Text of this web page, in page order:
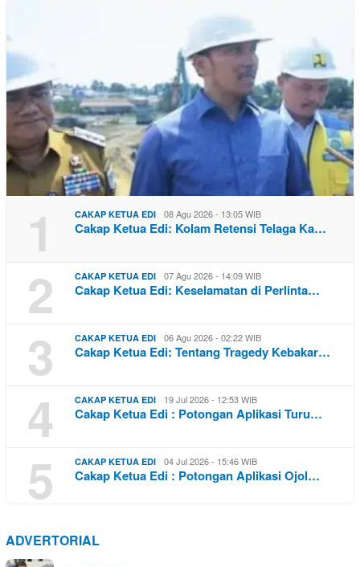
1 CAKAP KETUA EDI 08 Agu 2026 - 13:05 WIB
Cakap Ketua Edi: Kolam Retensi Telaga Ka…
2 CAKAP KETUA EDI 07 Agu 2026 - 14:09 WIB
Cakap Ketua Edi: Keselamatan di Perlinta…
3 CAKAP KETUA EDI 06 Agu 2026 - 02:22 WIB
Cakap Ketua Edi: Tentang Tragedy Kebakar…
4 CAKAP KETUA EDI 19 Jul 2026 - 12:53 WIB
Cakap Ketua Edi : Potongan Aplikasi Turu…
5 CAKAP KETUA EDI 04 Jul 2026 - 15:46 WIB
Cakap Ketua Edi : Potongan Aplikasi Ojol…
ADVERTORIAL